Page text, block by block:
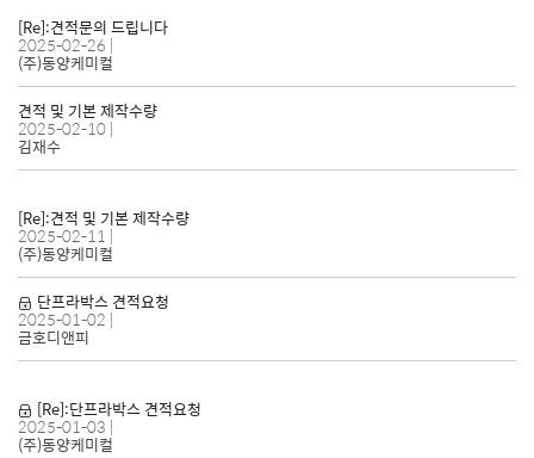
[Re]:견적문의 드립니다
2025-02-26 |
(주)동양케미컬
견적 및 기본 제작수량
2025-02-10|
김재수
[Re]:견적 및 기본 제작수량
2025-02-11 |
(주)동양케미컬
단프라박스 견적요청
2025-01-02 |
금호디앤피
[Re]:단프라박스 견적요청
2025-01-03 |
(주)동양케미컬